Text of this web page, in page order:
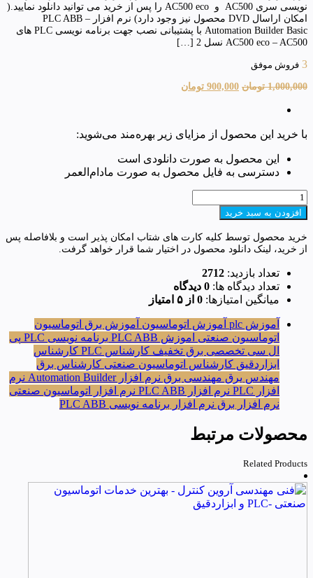
نویسی سری AC500 و AC500 eco را پس از خرید می توانید دانلود نمایید.(
امکان اراسال DVD محصول نیز وجود دارد) نرم افزار PLC ABB –
Automation Builder Basic با پشتیبانی نصب جهت برنامه نویسی PLC های
AC500 eco – AC500 نسل 2 […]
3 فروش موفق
1,000,000 تومان قیمت
900,000 تومان
با خرید این محصول از مزایای زیر بهره‌مند می‌شوید:
این محصول به صورت دانلودی است
دسترسی به فایل محصول به صورت مادام‌العمر
نرم
افزار
Automation
2.5.2
عدد
افزودن به سبد خرید
خرید محصول توسط کلیه کارت های شتاب امکان پذیر است و بلافاصله پس
از خرید، لینک دانلود محصول در اختیار شما قرار خواهد گرفت.
تعداد بازدید: 2712
تعداد دیدگاه ها: 0 دیدگاه
میانگین امتیازها: 0 از ۵ امتیاز
آموزش plc آموزش اتوماسیون آموزش برق اتوماسیون
اتوماسیون صنعتی اموزش PLC ABB برنامه نویسی PLC
پی
ال سی تخصصی برق تخفیف کارشناس PLC
کارشناس
ابزاردقیق کارشناس اتوماسیون صنعتی کارشناس برق
مهندس یرق مهندسی برق نرم افزار Automation Builder
نرم
افزار PLC
نرم افزار PLC ABB
نرم افزار اتوماسیون صنعتی
نرم افزار برق نرم افزار برنامه نویسی PLC ABB
محصولات مرتبط
Related Products